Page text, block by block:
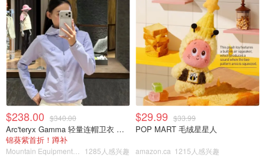
$238.00 $340.00
Arc'teryx Gamma 轻量连帽卫衣 女款
锦葵紫首折！蹲补
1285人感兴趣
$29.99 $33.99
POP MART 毛绒星星人
amazon.ca 1215人感兴趣